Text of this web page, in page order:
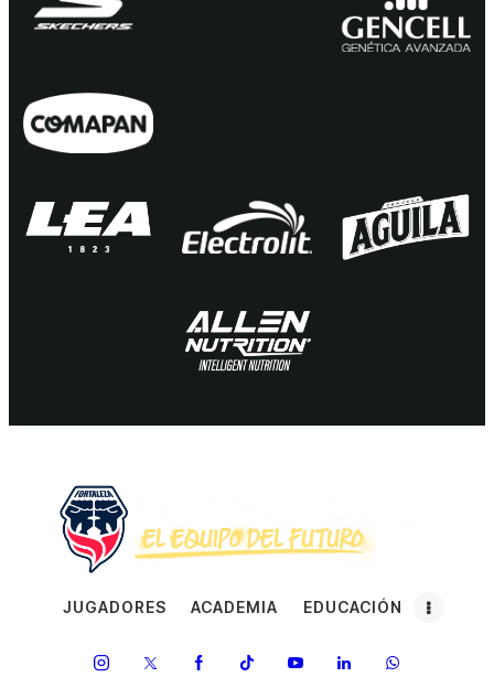
JUGADORES ACADEMIA EDUCACIÓN